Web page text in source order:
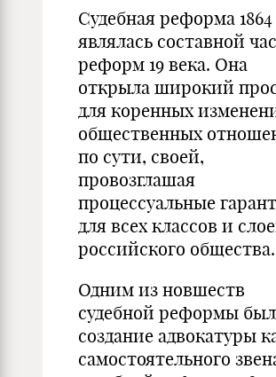
Судебная реформа 1864
являлась составной
реформ 19 века. Она
открыла широкий
для коренных
общественных
по сути, своей,
провозглашая
процессуальные
для всех классов и
российского общества.
Одним из новшеств
судебной реформы
создание адвокатуры
самостоятельного